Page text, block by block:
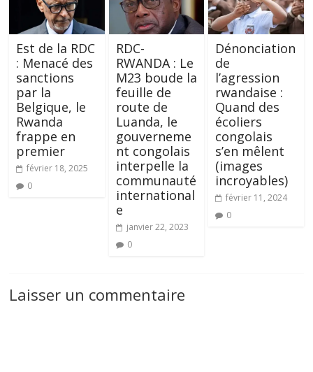
Est de la RDC
: Menacé des
sanctions
par la
Belgique, le
Rwanda
frappe en
premier
février 18, 2025
0
RDC-
RWANDA : Le
M23 boude la
feuille de
route de
Luanda, le
gouverneme
nt congolais
interpelle la
communauté
international
e
janvier 22, 2023
0
Dénonciation
de
l’agression
rwandaise :
Quand des
écoliers
congolais
s’en mêlent
(images
incroyables)
février 11, 2024
0
Laisser un commentaire